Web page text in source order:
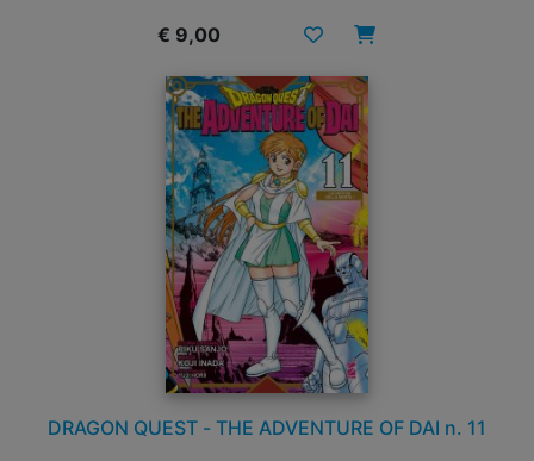
€ 9,00
DRAGON QUEST - THE ADVENTURE OF DAI n. 11